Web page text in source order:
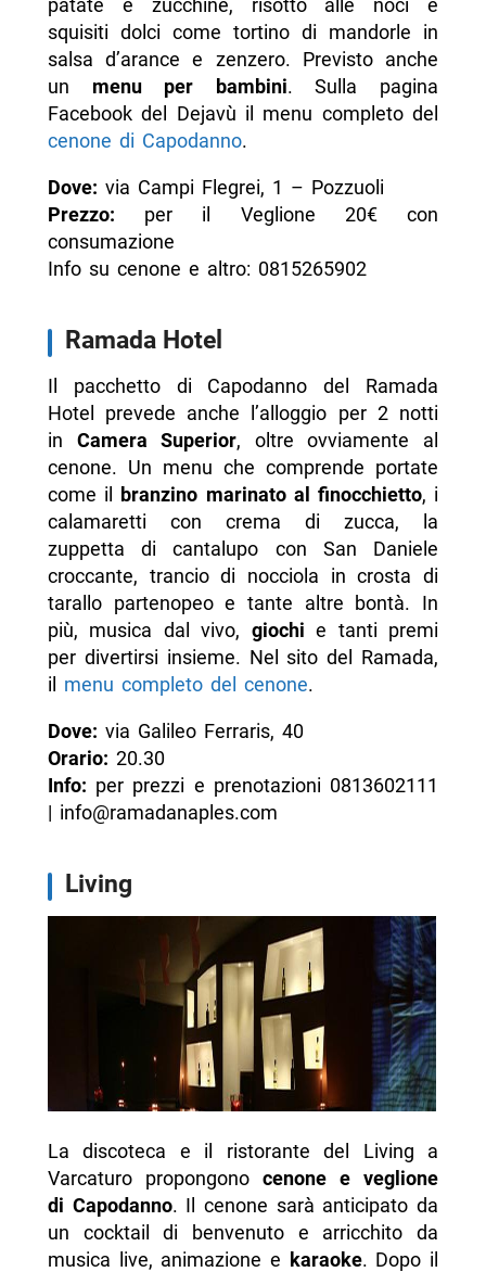
patate e zucchine, risotto alle noci e
squisiti dolci come tortino di mandorle in
salsa d’arance e zenzero. Previsto anche
un menu per bambini. Sulla pagina
Facebook del Dejavù il menu completo del
cenone di Capodanno.
Dove: via Campi Flegrei, 1 – Pozzuoli
Prezzo: per il Veglione 20€ con
consumazione
Info su cenone e altro: 0815265902
Ramada Hotel
Il pacchetto di Capodanno del Ramada
Hotel prevede anche l’alloggio per 2 notti
in Camera Superior, oltre ovviamente al
cenone. Un menu che comprende portate
come il
branzino marinato al finocchietto, i
calamaretti con crema di zucca, la
zuppetta di cantalupo con San Daniele
croccante, trancio di nocciola in crosta di
tarallo partenopeo e tante altre bontà. In
più, musica dal vivo, giochi e tanti premi
per divertirsi insieme. Nel sito del Ramada,
il menu completo del cenone.
Dove: via Galileo Ferraris, 40
Orario: 20.30
Info: per prezzi e prenotazioni 0813602111
| info@ramadanaples.com
Living
La discoteca e il ristorante del Living a
Varcaturo propongono cenone e veglione
di Capodanno. Il cenone sarà anticipato da
un cocktail di benvenuto e arricchito da
musica live, animazione e karaoke. Dopo il